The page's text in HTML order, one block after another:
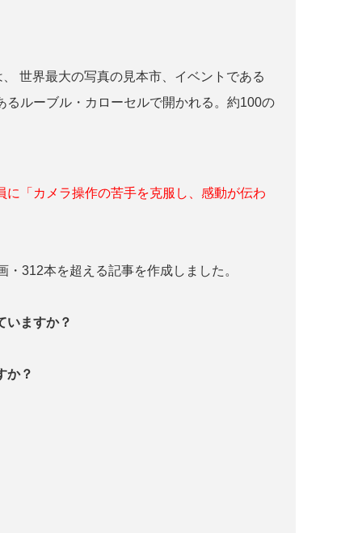
世界最大の写真の見本市、イベントである
ルーブル・カローセルで開かれる。約100の
「カメラ操作の苦手を克服し、感動が伝わ
312本を超える記事を作成しました。
いますか？
か？